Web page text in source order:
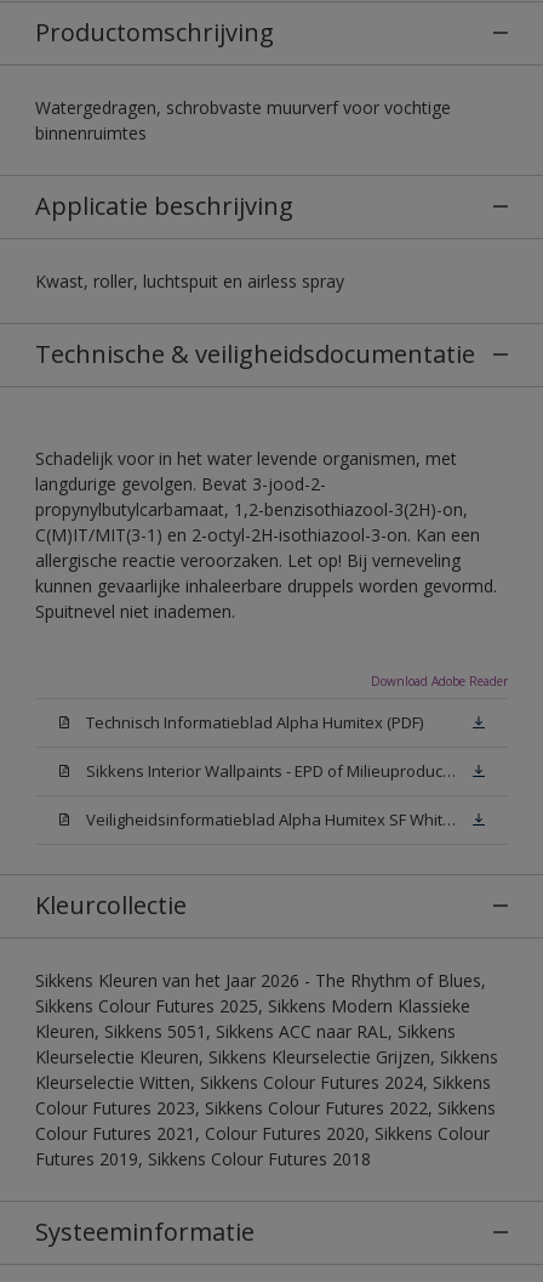
Productomschrijving
Watergedragen, schrobvaste muurverf voor vochtige
binnenruimtes
Applicatie beschrijving
Kwast, roller, luchtspuit en airless spray
Technische & veiligheidsdocumentatie
Schadelijk voor in het water levende organismen, met
langdurige gevolgen. Bevat 3-jood-2-
propynylbutylcarbamaat, 1,2-benzisothiazool-3(2H)-on,
C(M)IT/MIT(3-1) en 2-octyl-2H-isothiazool-3-on. Kan een
allergische reactie veroorzaken. Let op! Bij verneveling
kunnen gevaarlijke inhaleerbare druppels worden gevormd.
Spuitnevel niet inademen.
Download Adobe Reader
Technisch Informatieblad Alpha Humitex (PDF)
Sikkens Interior Wallpaints - EPD of Milieuproductverklaring
Veiligheidsinformatieblad Alpha Humitex SF White W05 (MSDS)
Kleurcollectie
Sikkens Kleuren van het Jaar 2026 - The Rhythm of Blues,
Sikkens Colour Futures 2025, Sikkens Modern Klassieke
Kleuren, Sikkens 5051, Sikkens ACC naar RAL, Sikkens
Kleurselectie Kleuren, Sikkens Kleurselectie Grijzen, Sikkens
Kleurselectie Witten, Sikkens Colour Futures 2024, Sikkens
Colour Futures 2023, Sikkens Colour Futures 2022, Sikkens
Colour Futures 2021, Colour Futures 2020, Sikkens Colour
Futures 2019, Sikkens Colour Futures 2018
Systeeminformatie